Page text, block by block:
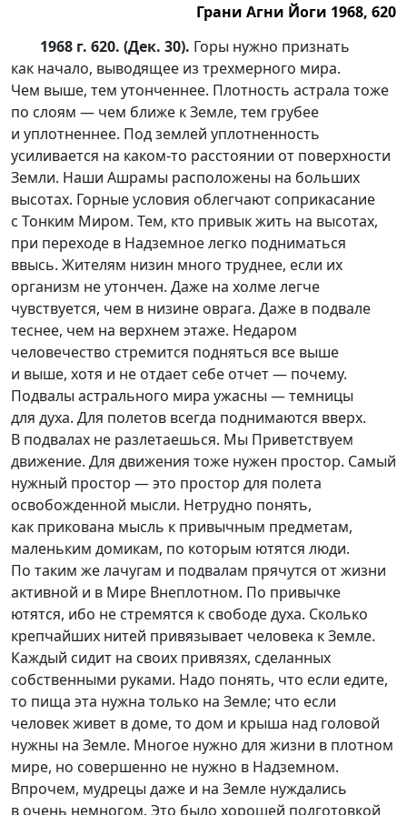
Грани Агни Йоги 1968, 620
1968 г. 620. (Дек. 30). Горы нужно признать
как начало, выводящее из трехмерного мира.
Чем выше, тем утонченнее. Плотность астрала тоже
по слоям — чем ближе к Земле, тем грубее
и уплотненнее. Под землей уплотненность
усиливается на каком-то расстоянии от поверхности
Земли. Наши Ашрамы расположены на больших
высотах. Горные условия облегчают соприкасание
с Тонким Миром. Тем, кто привык жить на высотах,
при переходе в Надземное легко подниматься
ввысь. Жителям низин много труднее, если их
организм не утончен. Даже на холме легче
чувствуется, чем в низине оврага. Даже в подвале
теснее, чем на верхнем этаже. Недаром
человечество стремится подняться все выше
и выше, хотя и не отдает себе отчет — почему.
Подвалы астрального мира ужасны — темницы
для духа. Для полетов всегда поднимаются вверх.
В подвалах не разлетаешься. Мы Приветствуем
движение. Для движения тоже нужен простор. Самый
нужный простор — это простор для полета
освобожденной мысли. Нетрудно понять,
как прикована мысль к привычным предметам,
маленьким домикам, по которым ютятся люди.
По таким же лачугам и подвалам прячутся от жизни
активной и в Мире Внеплотном. По привычке
ютятся, ибо не стремятся к свободе духа. Сколько
крепчайших нитей привязывает человека к Земле.
Каждый сидит на своих привязях, сделанных
собственными руками. Надо понять, что если едите,
то пища эта нужна только на Земле; что если
человек живет в доме, то дом и крыша над головой
нужны на Земле. Многое нужно для жизни в плотном
мире, но совершенно не нужно в Надземном.
Впрочем, мудрецы даже и на Земле нуждались
в очень немногом. Это было хорошей подготовкой